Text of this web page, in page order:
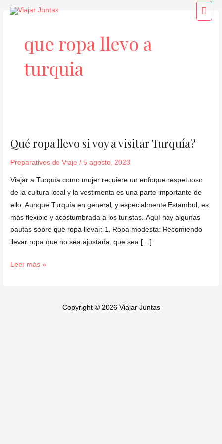
que ropa llevo a
turquia
Qué ropa llevo si voy a visitar Turquía?
Preparativos de Viaje / 5 agosto, 2023
Viajar a Turquía como mujer requiere un enfoque respetuoso
de la cultura local y la vestimenta es una parte importante de
ello. Aunque Turquía en general, y especialmente Estambul, es
más flexible y acostumbrada a los turistas. Aquí hay algunas
pautas sobre qué ropa llevar: 1. Ropa modesta: Recomiendo
llevar ropa que no sea ajustada, que sea […]
llevo
a
visitar
Turquía?
Leer más »
Copyright © 2026 Viajar Juntas